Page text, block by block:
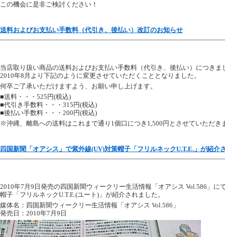
この機会に是非ご検討ください！
送料およびお支払い手数料（代引き、後払い）改訂のお知らせ
当店取り扱い商品の送料およびお支払い手数料（代引き、後払い）につきま
2010年8月より下記のように変更させていただくこととなりました。
何卒ご了承いただけますよう、お願い申し上げます。
■送料・・・525円(税込)
■代引き手数料・・・315円(税込)
■後払い手数料・・・200円(税込)
※沖縄、離島への送料はこれまで通り1個口につき1,500円とさせていただき
四国新聞「オアシス」で紫外線(UV)対策帽子「フリルネックU.T.E.」が紹介
2010年7月9日発売の四国新聞ウィークリー生活情報「オアシス Vol.586」に
帽子「フリルネックU.T.E.(ユート)」が紹介されました。
媒体名：四国新聞ウィークリー生活情報「オアシス Vol.586」
発売日：2010年7月9日